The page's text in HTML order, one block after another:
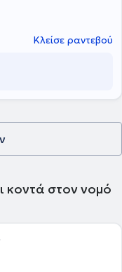
Κλείσε ραντεβού
κοντά στον νομό